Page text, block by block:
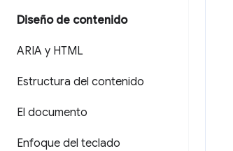
Diseño de contenido
ARIA y HTML
Estructura del contenido
El documento
Enfoque del teclado